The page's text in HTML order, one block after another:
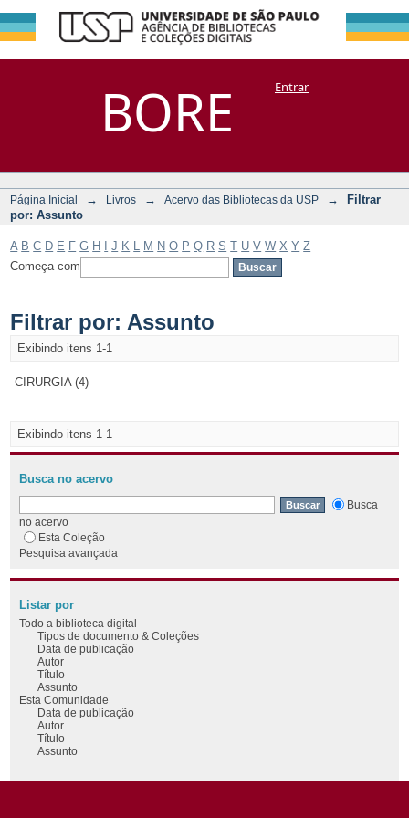
BORE
Filtrar por:
Assunto
DSpace/Manakin + CoriscoEntrar
Página Inicial → Livros → Acervo das Bibliotecas da USP →
Filtrar
por: Assunto
A B C D E F G H J K M N O P Q R S T U V W X Y Z
Começa com
Filtrar por: Assunto
Exibindo itens 1-1
CIRURGIA (4)
Exibindo itens 1-1
Busca no acervo
Busca
no acervo
Esta Coleção
Pesquisa avançada
Listar por
Todo a biblioteca digital
Tipos de documento & Coleções
Data de publicação
Autor
Título
Assunto
Esta Comunidade
Data de publicação
Autor
Título
Assunto